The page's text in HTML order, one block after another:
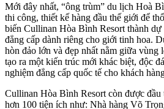
Mới đây nhất, “ông trùm” du lịch Hoà
thi công, thiết kế hàng đầu thế giới để
biến Cullinan Hòa Bình Resort thành
đẳng cấp dành riêng cho giới tinh hoa.
hòn đảo lớn và đẹp nhất nằm giữa
tạo ra một kiến trúc mới khác biệt, độc
nghiệm đẳng cấp quốc tế cho khách
Cullinan Hòa Bình Resort còn được
hơn 100 tiện ích như: Nhà hàng Võ